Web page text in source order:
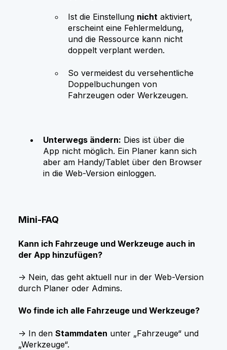
Ist die Einstellung nicht aktiviert,
erscheint eine Fehlermeldung,
und die Ressource kann nicht
doppelt verplant werden.
So vermeidest du versehentliche
Doppelbuchungen von
Fahrzeugen oder Werkzeugen.
Unterwegs ändern: Dies ist über die
App nicht möglich. Ein Planer kann sich
aber am Handy/Tablet über den Browser
in die Web-Version einloggen.
Mini-FAQ
Kann ich Fahrzeuge und Werkzeuge auch in
der App hinzufügen?
→ Nein, das geht aktuell nur in der Web-Version
durch Planer oder Admins.
Wo finde ich alle Fahrzeuge und Werkzeuge?
→ In den Stammdaten unter „Fahrzeuge“ und
„Werkzeuge“.